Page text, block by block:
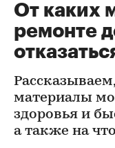
От каких
ремонте
материалы
здоровья и
а также на